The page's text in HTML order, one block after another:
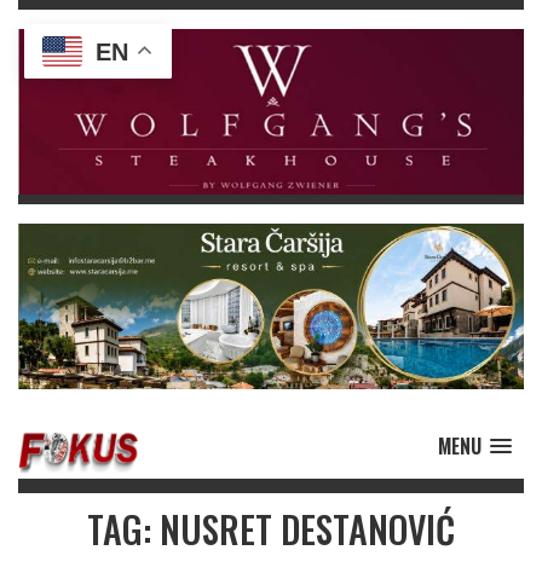
MENU
TAG: NUSRET DESTANOVIĆ
EN